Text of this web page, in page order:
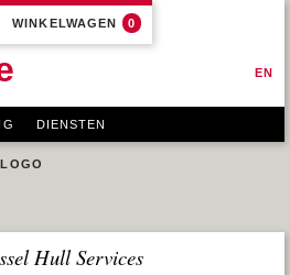
WINKELWAGEN 0
EN
DIENSTEN
Hull Services